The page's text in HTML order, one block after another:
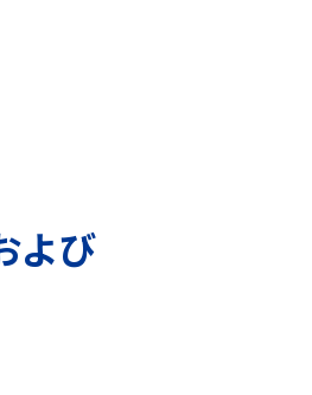
よび